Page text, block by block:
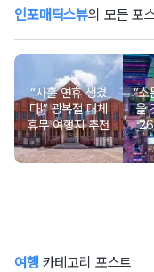
인포매틱스뷰의 모든 포
“사흘 연휴 생겼
다!” 광복절 대체
휴무 여행지 추천
“소
을
26
야
여행 카테고리 포스트